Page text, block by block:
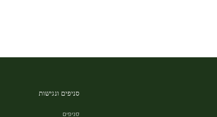
סניפים ונגישות
סניפים